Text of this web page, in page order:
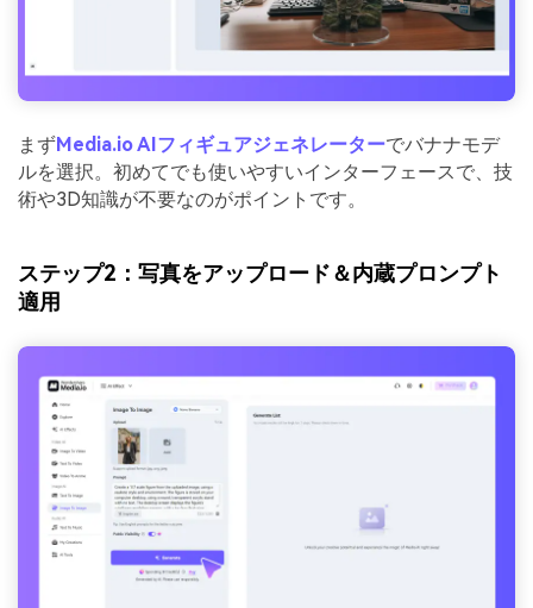
まずMedia.io AIフィギュアジェネレーターでバナナモデ
ルを選択。初めてでも使いやすいインターフェースで、技
術や3D知識が不要なのがポイントです。
ステップ2：写真をアップロード＆内蔵プロンプト
適用